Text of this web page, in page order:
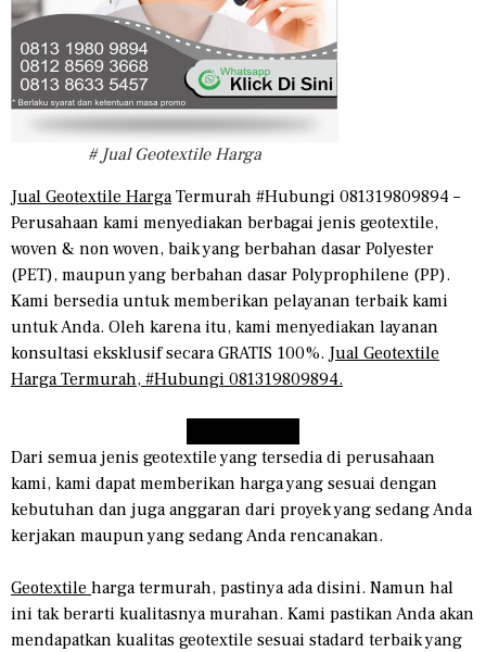
# Jual Geotextile Harga
Jual Geotextile HargaTermurah #Hubungi 081319809894 –
Perusahaan kami menyediakan berbagai jenis geotextile,
woven & non woven, baik yang berbahan dasar Polyester
(PET), maupun yang berbahan dasar Polyprophilene (PP).
Kami bersedia untuk memberikan pelayanan terbaik kami
untuk Anda. Oleh karena itu, kami menyediakan layanan
konsultasi eksklusif secara GRATIS 100%. Jual Geotextile
Harga Termurah, #Hubungi 081319809894.
Dari semua jenis geotextile yang tersedia di perusahaan
kami, kami dapat memberikan harga yang sesuai dengan
kebutuhan dan juga anggaran dari proyek yang sedang Anda
kerjakan maupun yang sedang Anda rencanakan.
Geotextile harga termurah, pastinya ada disini. Namun hal
ini tak berarti kualitasnya murahan. Kami pastikan Anda akan
mendapatkan kualitas geotextile sesuai stadard terbaik yang